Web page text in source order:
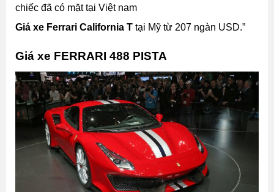
chiếc đã có mặt tại Việt nam
Giá xe Ferrari California T tại Mỹ từ 207 ngàn USD.”
Giá xe FERRARI 488 PISTA